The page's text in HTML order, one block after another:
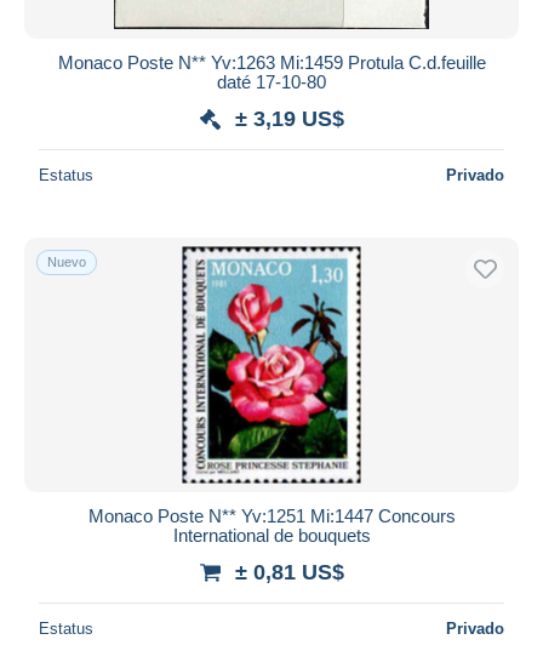
Monaco Poste N** Yv:1263 Mi:1459 Protula C.d.feuille
daté 17-10-80
± 3,19 US$
Estatus Privado
Nuevo
Monaco Poste N** Yv:1251 Mi:1447 Concours
International de bouquets
± 0,81 US$
Estatus Privado